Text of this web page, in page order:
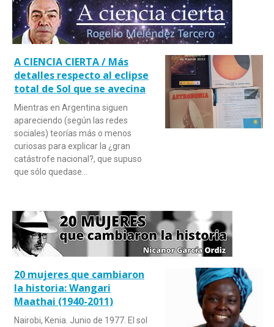
A CIENCIA CIERTA / Más
detalles respecto al eclipse
total de Sol que se avecina
Mientras en Argentina siguen
apareciendo (según las redes
sociales) teorías más o menos
curiosas para explicar la ¿gran
catástrofe nacional?, que supuso
que sólo quedase…
20 mujeres que cambiaron
la historia: Wangari
Maathai (1940-2011)
Nairobi, Kenia. Junio de 1977. El sol